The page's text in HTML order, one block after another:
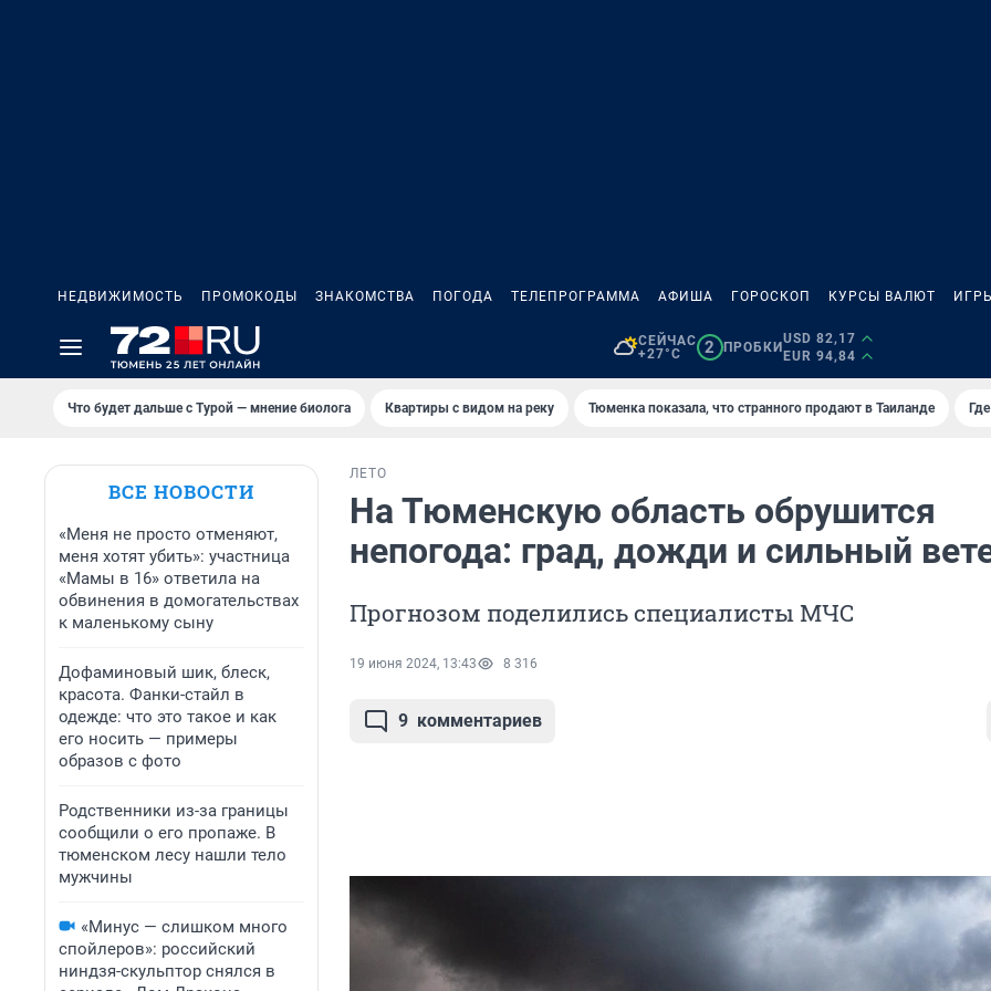
НЕДВИЖИМОСТЬ ПРОМОКОДЫ ЗНАКОМСТВА ПОГОДА ТЕЛЕПРОГРАММА АФИША ГОРОСКОП КУРСЫ ВАЛЮТ
СЕЙЧАС
+27°C
2 ПРОБКИ
USD 82,17
EUR 94,84
Что будет дальше с Турой — мнение биолога Квартиры с видом на реку Тюменка показала, что странного продают в Таиланде
ВСЕ НОВОСТИ
«Меня не просто отменяют,
меня хотят убить»: участница
«Мамы в 16» ответила на
обвинения в домогательствах
к маленькому сыну
Дофаминовый шик, блеск,
красота. Фанки-стайл в
одежде: что это такое и как
его носить — примеры
образов с фото
Родственники из-за границы
сообщили о его пропаже. В
тюменском лесу нашли тело
мужчины
«Минус — слишком много
спойлеров»: российский
ниндзя-скульптор снялся в
ЛЕТО
На Тюменскую область обрушится
непогода: град, дожди и сильный
Прогнозом поделились специалисты МЧС
19 июня 2024, 13:43 8 316
9 комментариев